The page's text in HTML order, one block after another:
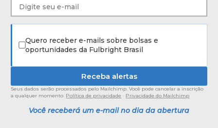
Quero receber e-mails sobre bolsas e
oportunidades da Fulbright Brasil
Seus dados serão processados pelo Mailchimp. Você pode cancelar a inscrição
a qualquer momento. Política de privacidade · Privacidade do Mailchimp
Você receberá um e-mail no dia da abertura